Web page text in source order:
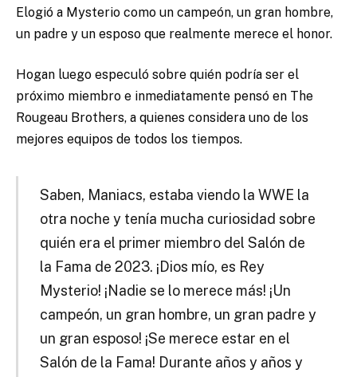
Elogió a Mysterio como un campeón, un gran hombre,
un padre y un esposo que realmente merece el honor.
Hogan luego especuló sobre quién podría ser el
próximo miembro e inmediatamente pensó en The
Rougeau Brothers, a quienes considera uno de los
mejores equipos de todos los tiempos.
Saben, Maniacs, estaba viendo la WWE la
otra noche y tenía mucha curiosidad sobre
quién era el primer miembro del Salón de
la Fama de 2023. ¡Dios mío, es Rey
Mysterio! ¡Nadie se lo merece más! ¡Un
campeón, un gran hombre, un gran padre y
un gran esposo! ¡Se merece estar en el
Salón de la Fama! Durante años y años y